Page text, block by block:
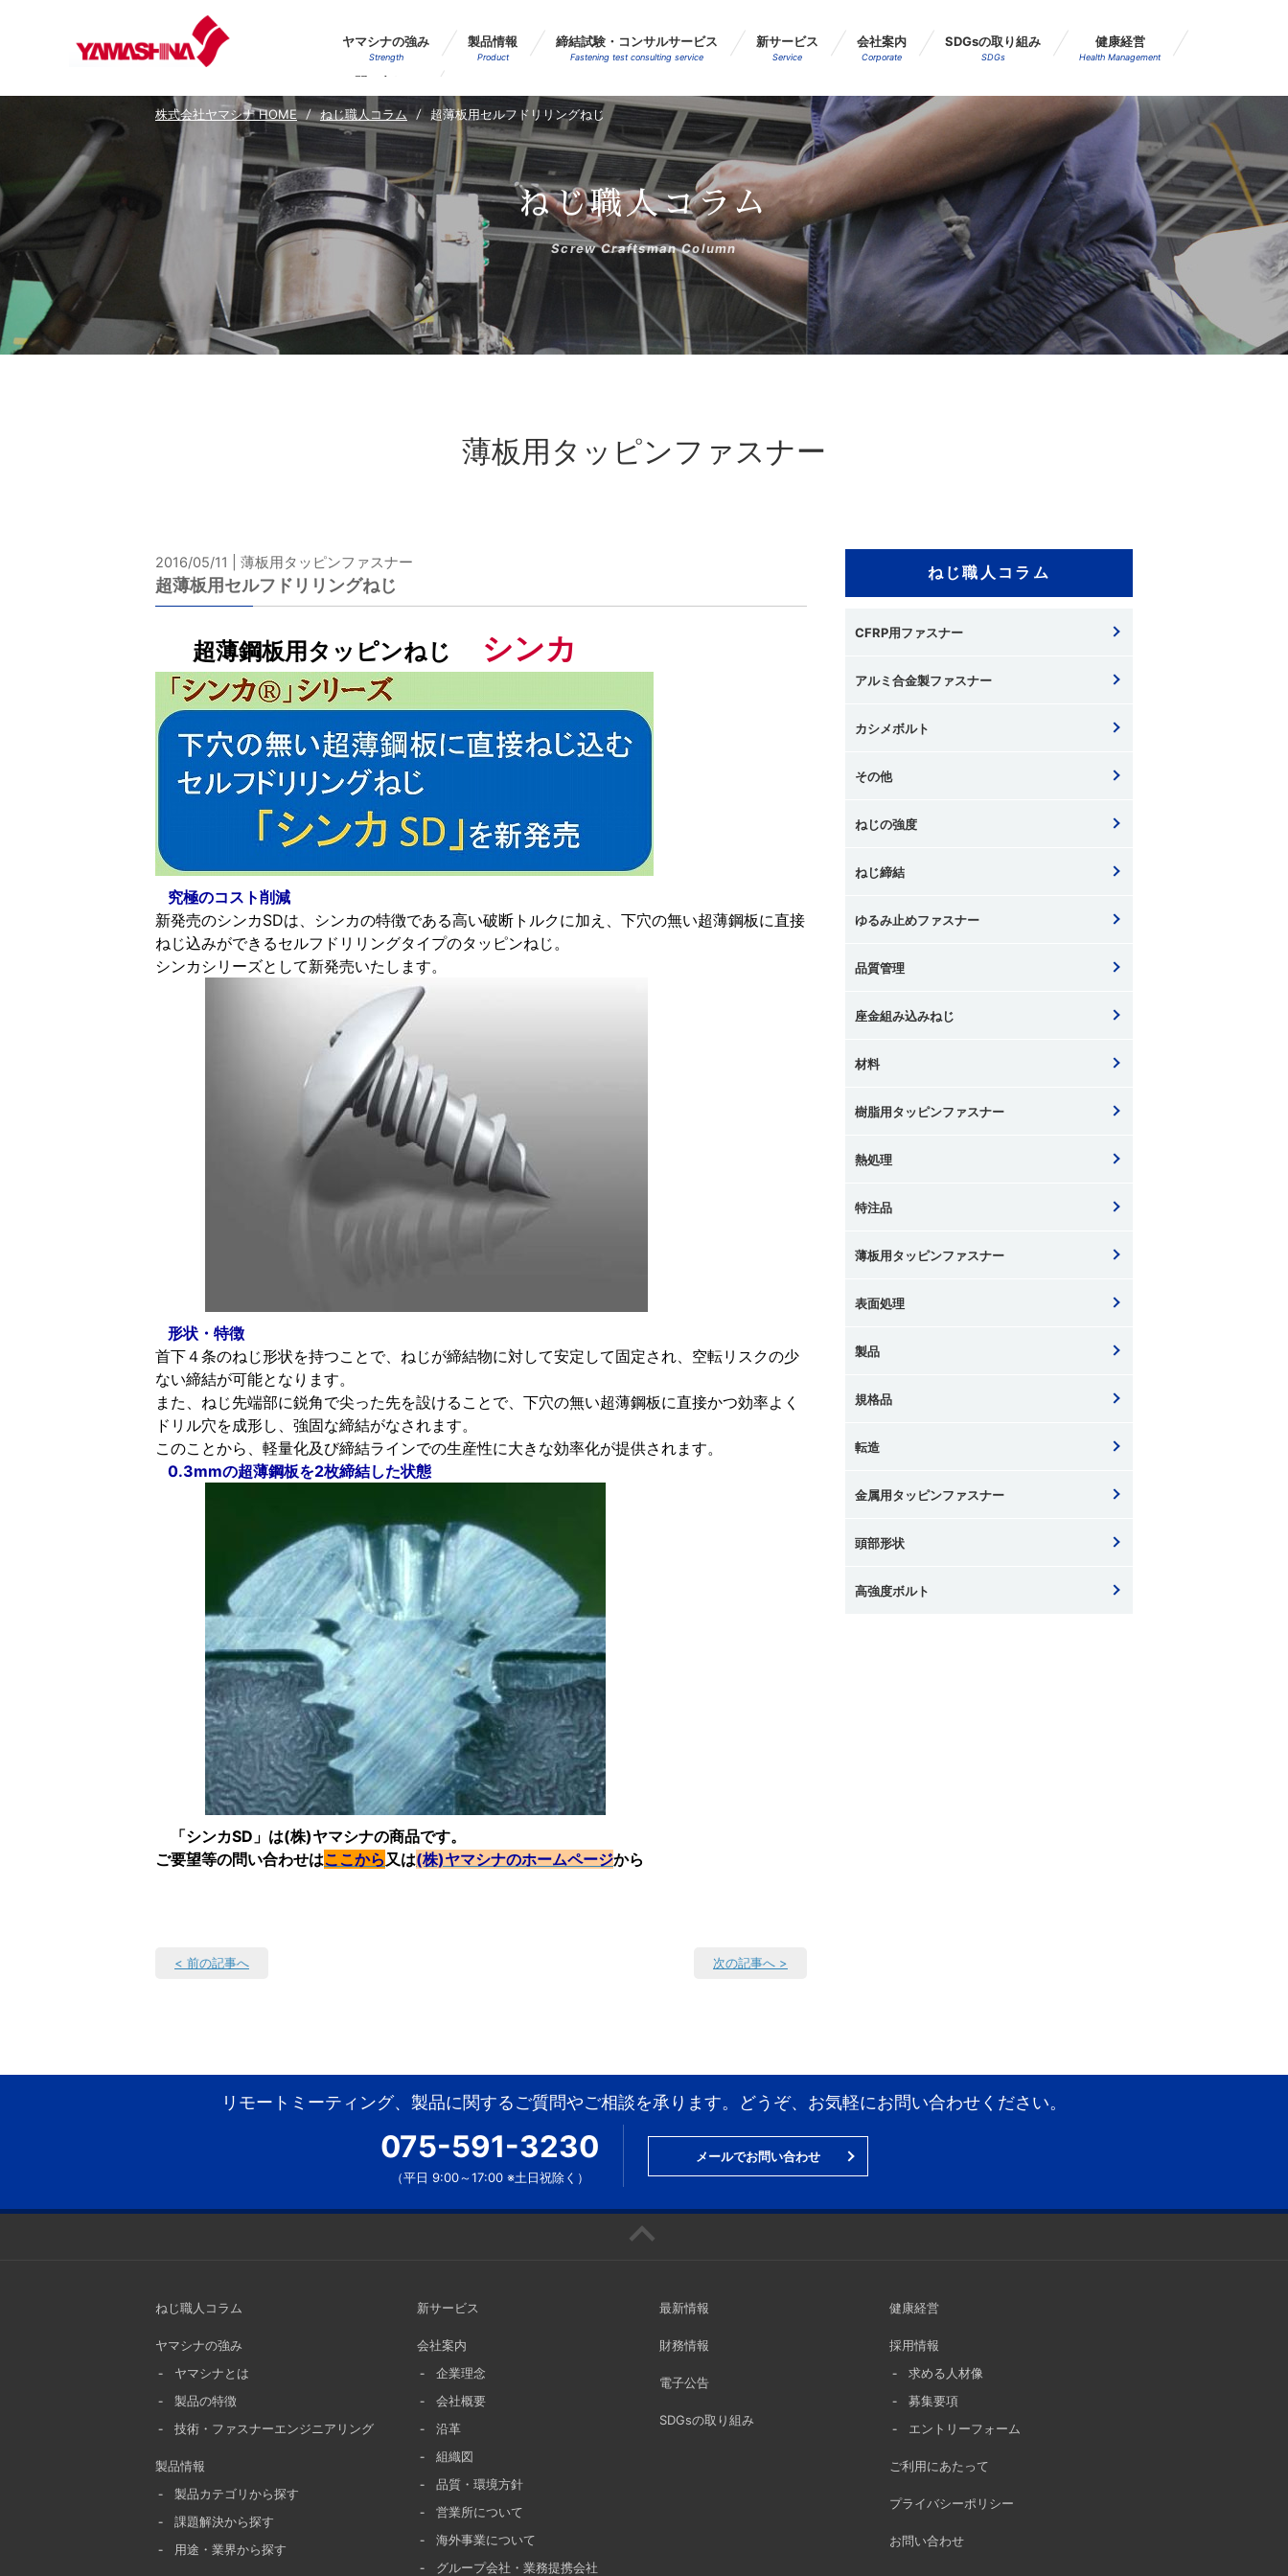
ヤマシナの強み
Strength
製品情報
Product
締結試験・コンサルサービス
Fastening test consulting service
新サービス
Service
会社案内
Corporate
SDGsの取り組み
SDGs
健康経営
Health Management
お問い合わせ
Contact Us
ねじ職人コラム
Screw Craftsman Column
株式会社ヤマシナ HOME ねじ職人コラム 超薄板用セルフドリリングねじ
薄板用タッピンファスナー
2016/05/11 | 薄板用タッピンファスナー
超薄板用セルフドリリングねじ
超薄鋼板用タッピンねじ シンカ
究極のコスト削減
新発売のシンカSDは、シンカの特徴である高い破断トルクに加え、下穴の無い超薄鋼板に直接
ねじ込みができるセルフドリリングタイプのタッピンねじ。
シンカシリーズとして新発売いたします。
形状・特徴
首下４条のねじ形状を持つことで、ねじが締結物に対して安定して固定され、空転リスクの少
ない締結が可能となります。
また、ねじ先端部に鋭角で尖った先を設けることで、下穴の無い超薄鋼板に直接かつ効率よく
ドリル穴を成形し、強固な締結がなされます。
このことから、軽量化及び締結ラインでの生産性に大きな効率化が提供されます。
0.3mmの超薄鋼板を2枚締結した状態
「シンカSD」は(株)ヤマシナの商品です。
ご要望等の問い合わせはここから又は(株)ヤマシナのホームページから
< 前の記事へ 次の記事へ >
ねじ職人コラム
CFRP用ファスナー
アルミ合金製ファスナー
カシメボルト
その他
ねじの強度
ねじ締結
ゆるみ止めファスナー
品質管理
座金組み込みねじ
材料
樹脂用タッピンファスナー
熱処理
特注品
薄板用タッピンファスナー
表面処理
製品
規格品
転造
金属用タッピンファスナー
頭部形状
高強度ボルト
リモートミーティング、製品に関するご質問やご相談を承ります。どうぞ、お気軽にお問い合わせください。
075-591-3230
（平日 9:00～17:00 ※土日祝除く）
メールでお問い合わせ
ねじ職人コラム
ヤマシナの強み
ヤマシナとは
製品の特徴
技術・ファスナーエンジニアリング
製品情報
製品カテゴリから探す
課題解決から探す
用途・業界から探す
新サービス
会社案内
企業理念
会社概要
沿革
組織図
品質・環境方針
営業所について
海外事業について
グループ会社・業務提携会社
最新情報
財務情報
電子公告
SDGsの取り組み
健康経営
採用情報
求める人材像
募集要項
エントリーフォーム
ご利用にあたって
プライバシーポリシー
お問い合わせ